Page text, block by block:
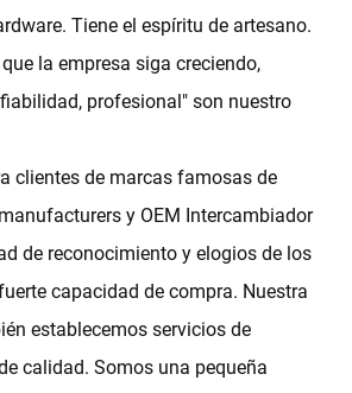
Tiene el espíritu de artesano.
la empresa siga creciendo,
profesional" son nuestro
clientes de marcas famosas de
y OEM Intercambiador
de reconocimiento y elogios de los
capacidad de compra. Nuestra
establecemos servicios de
calidad. Somos una pequeña